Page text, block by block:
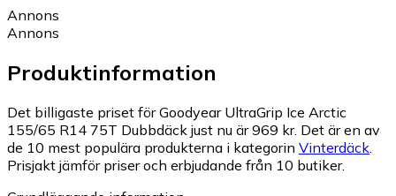
Annons
Annons
Produktinformation
Det billigaste priset för Goodyear UltraGrip Ice Arctic
155/65 R14 75T Dubbdäck just nu är 969 kr. Det är en av
de 10 mest populära produkterna i kategorin Vinterdäck
Prisjakt jämför priser och erbjudande från 10 butiker.